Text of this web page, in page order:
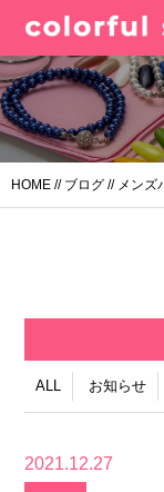
HOME // ブログ // メンズ
ALL お知らせ
2021.12.27